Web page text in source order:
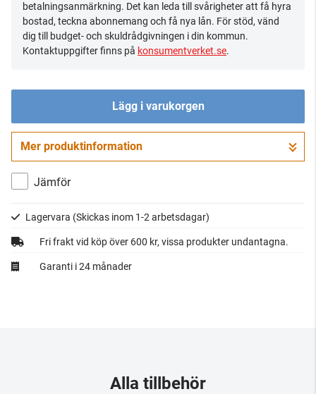
betalningsanmärkning. Det kan leda till svårigheter att få hyra
bostad, teckna abonnemang och få nya lån. För stöd, vänd
dig till budget- och skuldrådgivningen i din kommun.
Kontaktuppgifter finns på konsumentverket.se.
Lägg i varukorgen
Gå till kassan
Mer produktinformation
Jämför
Lagervara (Skickas inom 1-2 arbetsdagar)
Fri frakt vid köp över 600 kr, vissa produkter undantagna.
Garanti i 24 månader
Alla tillbehör